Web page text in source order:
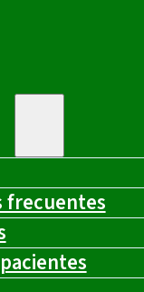
frecuentes